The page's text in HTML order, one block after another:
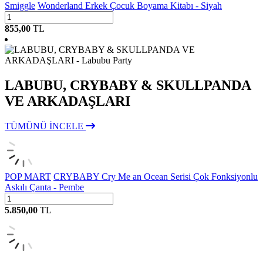
Smiggle Wonderland Erkek Çocuk Boyama Kitabı - Siyah
855,00 TL
LABUBU, CRYBABY & SKULLPANDA
VE ARKADAŞLARI
TÜMÜNÜ İNCELE
POP MART CRYBABY Cry Me an Ocean Serisi Çok Fonksiyonlu
Askılı Çanta - Pembe
5.850,00 TL